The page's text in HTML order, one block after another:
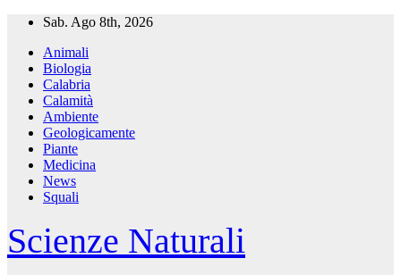
Salta
contenuto
Sab. Ago 8th, 2026
Animali
Biologia
Calabria
Calamità
Ambiente
Geologicamente
Piante
Medicina
News
Squali
Scienze Naturali